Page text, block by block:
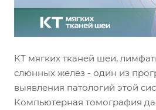
КТ мягких тканей шеи,
слюнных желез - один из
выявления патологий этой
Компьютерная томография